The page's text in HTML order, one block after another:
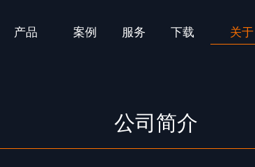
产品 案例 服务 下载 关于
公司简介